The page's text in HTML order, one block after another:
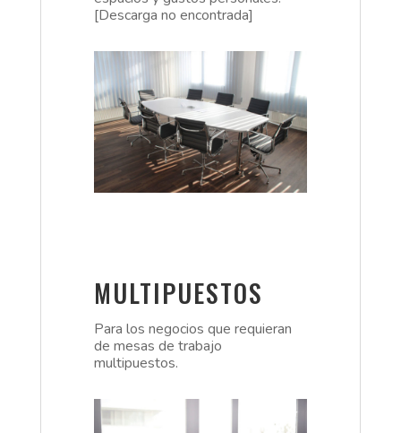
[Descarga no encontrada]
MULTIPUESTOS
Para los negocios que requieran
de mesas de trabajo
multipuestos.